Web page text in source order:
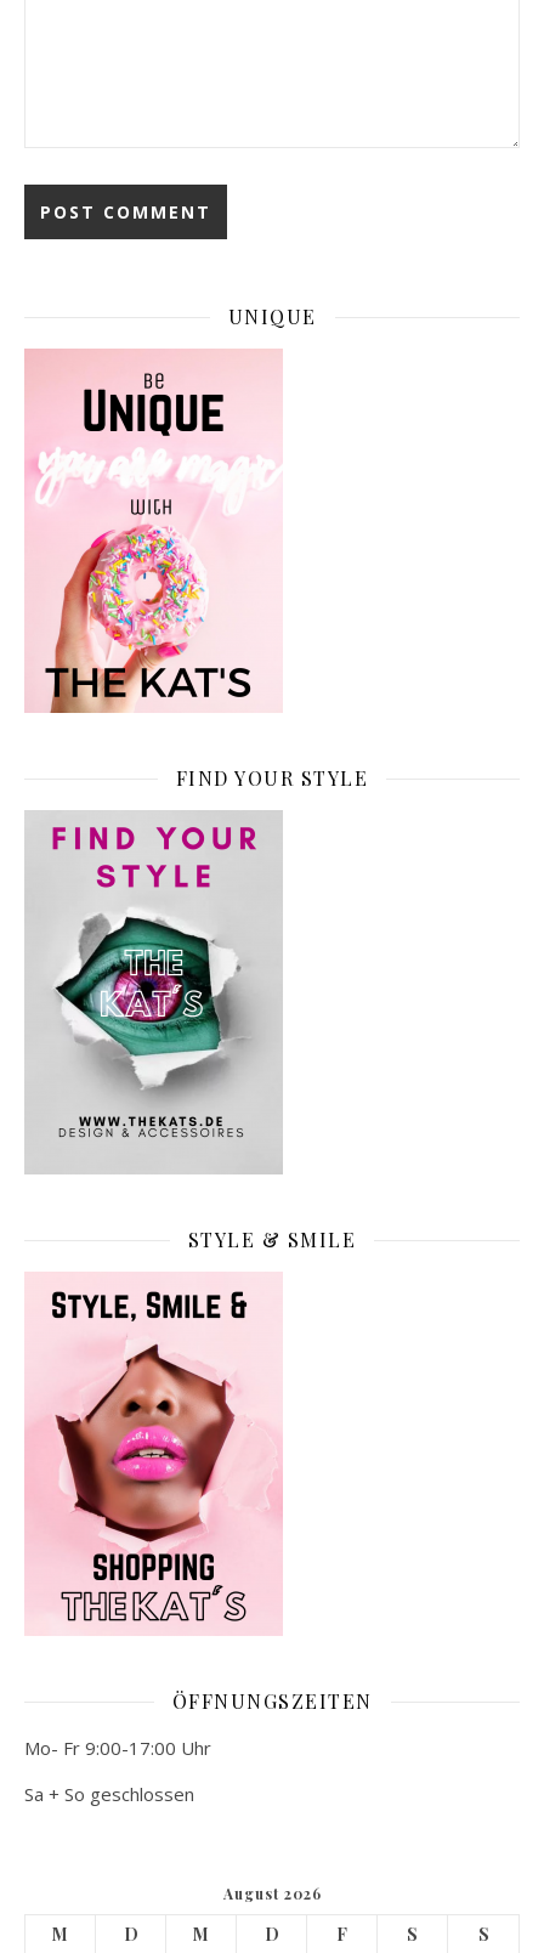
UNIQUE
FIND YOUR STYLE
STYLE & SMILE
ÖFFNUNGSZEITEN
Mo- Fr 9:00-17:00 Uhr
Sa + So geschlossen
August 2026
M D M D F S
S